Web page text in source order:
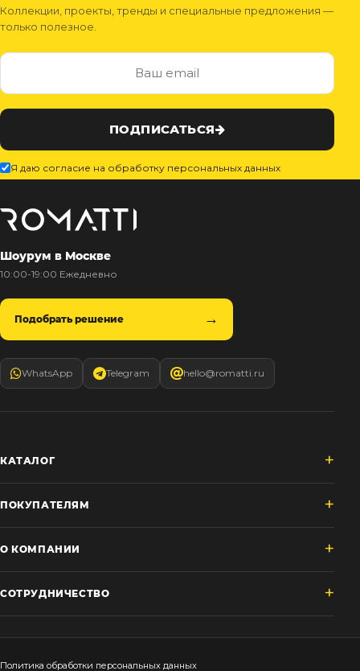
Коллекции, проекты, тренды и специальные предложения —
только полезное.
ПОДПИСАТЬСЯ
Я даю согласие на обработку персональных данных
Шоурум в Москве
10:00-19:00 Ежедневно
Подобрать решение
WhatsApp Telegram hello@romatti.ru
КАТАЛОГ
ПОКУПАТЕЛЯМ
О КОМПАНИИ
СОТРУДНИЧЕСТВО
Политика обработки персональных данных